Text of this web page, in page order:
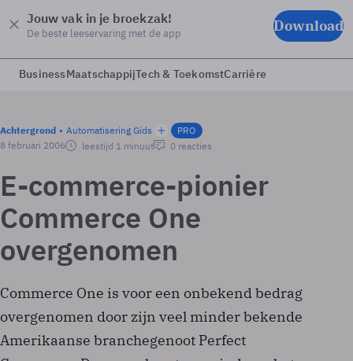
Jouw vak in je broekzak!
De beste leeservaring met de app Download
BusinessMaatschappijTech & ToekomstCarrière
Achtergrond Automatisering Gids
PRO
8 februari 2006
leestijd 1 minuut 0 reacties
E-commerce-pionier
Commerce One
overgenomen
Commerce One is voor een onbekend bedrag
overgenomen door zijn veel minder bekende
Amerikaanse branchegenoot Perfect